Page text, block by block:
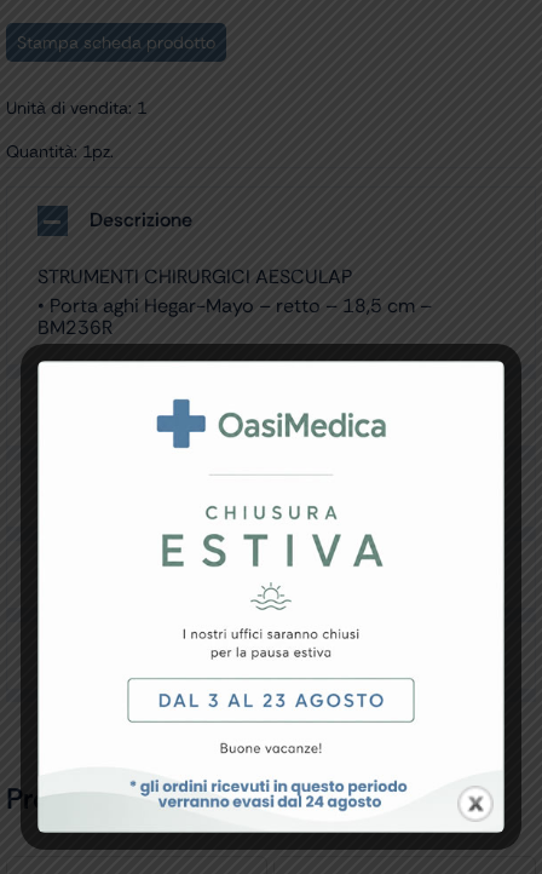
Stampa scheda prodotto
Unità di vendita: 1
Quantità: 1pz.
Descrizione
STRUMENTI CHIRURGICI AESCULAP
• Porta aghi Hegar-Mayo – retto – 18,5 cm –
BM236R
Specifiche Tecniche
Downloads
Prodotti Correlati